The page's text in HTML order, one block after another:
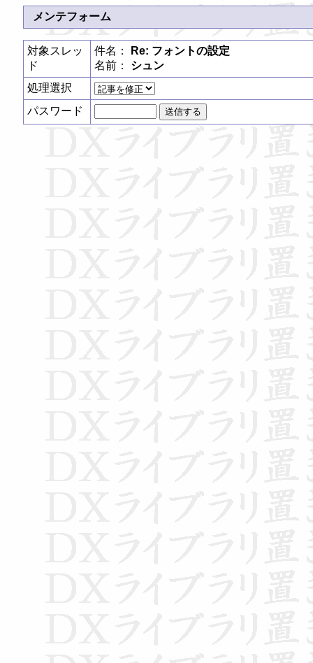
メンテフォーム
対象スレッ
ド
件名：
Re: フォントの設定
名前： シュン
処理選択
パスワード